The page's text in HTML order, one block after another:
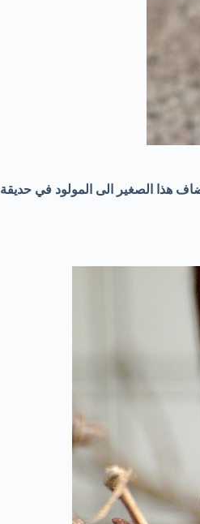
هذا الصغير الى المولود في حديقة